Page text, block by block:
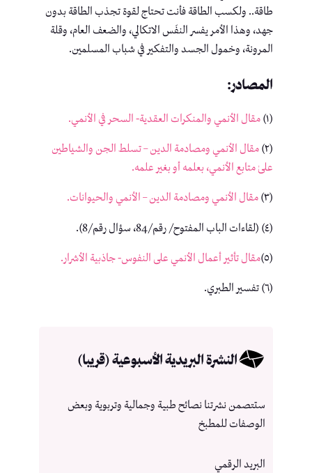
طاقة.. ولكسب الطاقة فأنت تحتاج لقوة تجذب الطاقة بدون
جهد، وهذا الأمر يفسر النفَس الاتكالي، والضعف العام، وقلة
المرونة، وخمول الجسد والتفكير في شباب المسلمين.
المصادر:
(١) مقال الأنمي والمنكرات العقدية- السحر في الأنمي.
(٢)
مقال الأنمي ومصادمة الدين – تسلط الجن والشياطين
علىٰ متابع الأنمي، بعلمه أو بغير علمه.
(٣) مقال الأنمي ومصادمة الدين – الأنمي والحيوانات.
(٤) (لقاءات الباب المفتوح/ رقم/84، سؤال رقم/8).
(٥) مقال تأثير أعمال الأنمي على النفوس- جاذبية الأشرار.
(٦) تفسير الطبري.
النشرة البريدية الأسبوعية (قريبا)
ستتصمن نشرتنا نصائح طبية وجمالية وتربوية وبعض
الوصفات للمطبخ
البريد الرقمي